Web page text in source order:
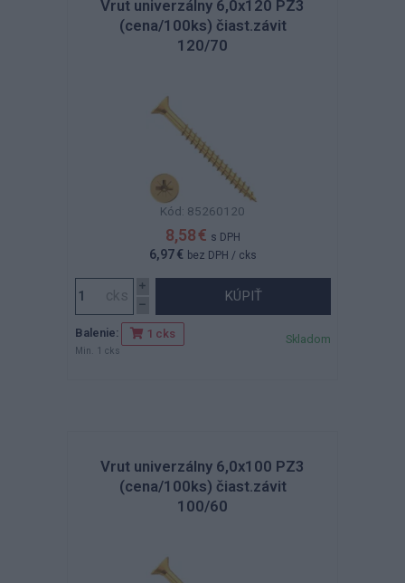
Vrut univerzálny 6,0x120 PZ3
(cena/100ks) čiast.závit
120/70
Kód: 85260120
8,58 € s DPH
6,97 € bez DPH / cks
KÚPIŤ
Balenie: 1 cks
Min. 1 cks
Skladom
Vrut univerzálny 6,0x100 PZ3
(cena/100ks) čiast.závit
100/60